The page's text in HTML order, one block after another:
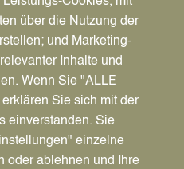
über die Nutzung der
und Marketing-
Inhalte und
Wenn Sie "ALLE
Sie sich mit der
einverstanden. Sie
einzelne
oder ablehnen und Ihre